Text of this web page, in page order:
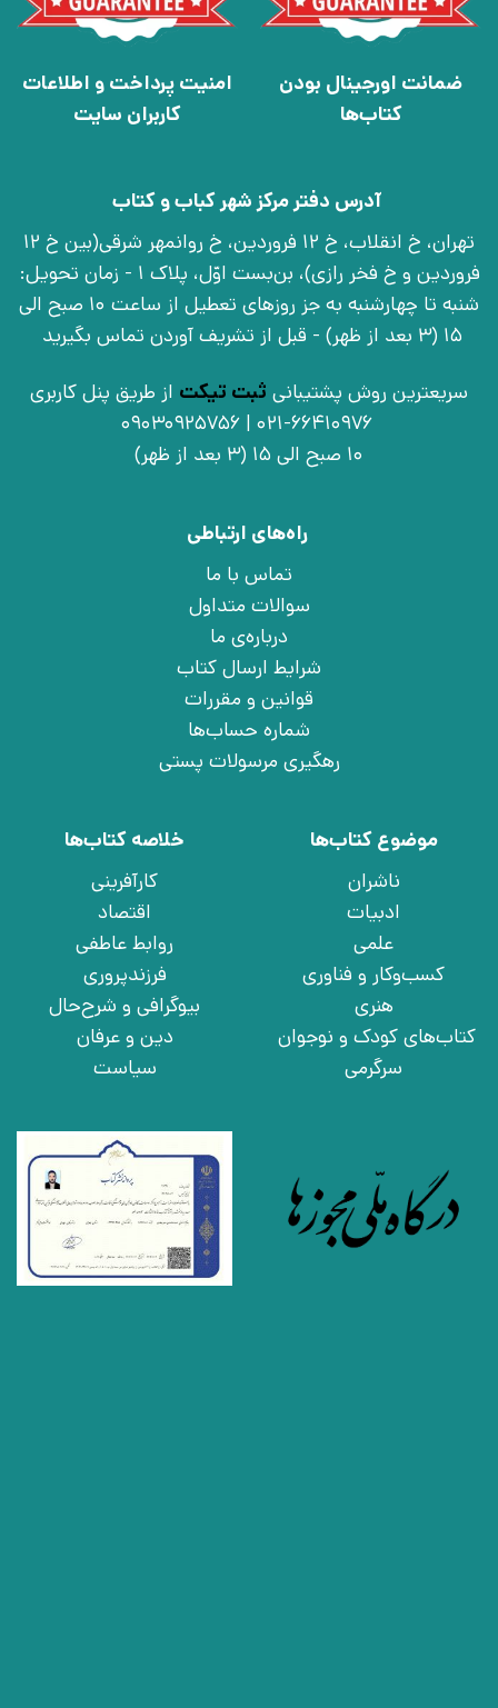
ضمانت اورجینال بودن
کتاب‌ها
امنیت پرداخت و اطلاعات
کاربران سایت
آدرس دفتر مرکز شهر کباب و کتاب
تهران، خ انقلاب، خ 12 فروردین، خ روانمهر شرقی(بین خ 12
فروردین و خ فخر رازی)، بن‌بست اوّل، پلاک 1 - زمان تحویل:
شنبه تا چهارشنبه به جز روزهای تعطیل از ساعت 10 صبح الی
15 (3 بعد از ظهر) - قبل از تشریف آوردن تماس بگیرید
سریعترین روش پشتیبانی ثبت تیکت از طریق پنل کاربری
021-66410976 | 09030925756
10 صبح الی 15 (3 بعد از ظهر)
راه‌های ارتباطی
تماس با ما
سوالات متداول
درباره‌ی ما
شرایط ارسال کتاب
قوانین و مقررات
شماره حساب‌ها
رهگیری مرسولات پستی
موضوع کتاب‌ها
ناشران
ادبیات
علمی
کسب‌وکار و فناوری
هنری
کتاب‌های کودک و نوجوان
سرگرمی
خلاصه کتاب‌ها
کارآفرینی
اقتصاد
روابط عاطفی
فرزندپروری
بیوگرافی و شرح‌حال
دین و عرفان
سیاست